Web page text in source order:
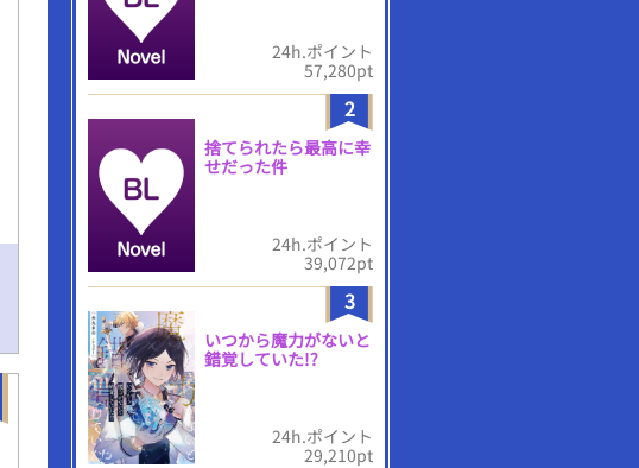
24h.ポイント
57,280pt
2
捨てられたら最高に幸
せだった件
24h.ポイント
39,072pt
3
いつから魔力がないと
錯覚していた!?
24h.ポイント
29,210pt